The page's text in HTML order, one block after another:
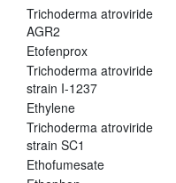
Trichoderma atroviride
AGR2
Etofenprox
Trichoderma atroviride
strain I-1237
Ethylene
Trichoderma atroviride
strain SC1
Ethofumesate